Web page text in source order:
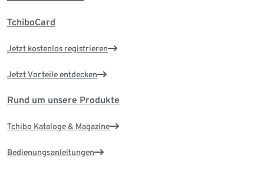
TchiboCard
Jetzt kostenlos registrieren
Jetzt Vorteile entdecken
Rund um unsere Produkte
Tchibo Kataloge & Magazine
Bedienungsanleitungen